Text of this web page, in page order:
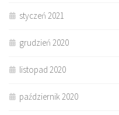
styczeń 2021
grudzień 2020
listopad 2020
październik 2020